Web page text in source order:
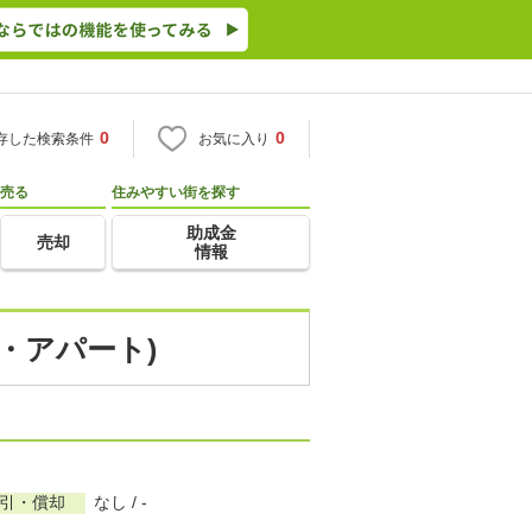
した検索条件 0 お気に入り 0
売る
売却
住みやすい街を探す
助成金
情報
アパート)
・償却 なし / -